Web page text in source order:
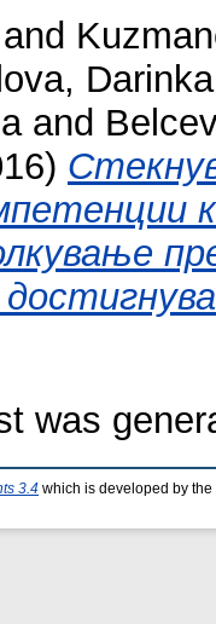
Darinka
and
was
3.4 which is developed by the